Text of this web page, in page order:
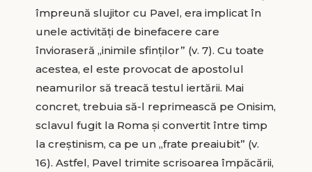
împreună slujitor cu Pavel, era implicat în
unele activități de binefacere care
învioraseră „inimile sfinților” (v. 7). Cu toate
acestea, el este provocat de apostolul
neamurilor să treacă testul iertării. Mai
concret, trebuia să-l reprimească pe Onisim,
sclavul fugit la Roma și convertit între timp
la creștinism, ca pe un „frate preaiubit” (v.
16). Astfel, Pavel trimite scrisoarea împăcării,